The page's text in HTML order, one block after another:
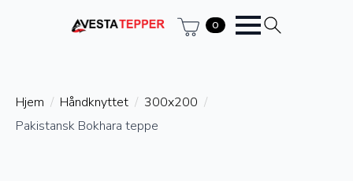
0
Hjem Håndknyttet
300x200
Pakistansk Bokhara teppe